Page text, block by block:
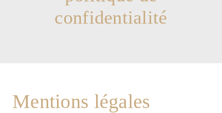
confidentialité
Mentions légales